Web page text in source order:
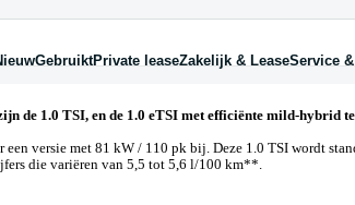
Gebruikt
Laadpalen
Occasiongarantie
Private lease
Over private lease
Zakelijk & LeaseService
1.0 TSI, en de 1.0 eTSI met efficiënte mild-hybrid
versie met 81 kW / 110 pk bij. Deze 1.0 TSI wordt
die variëren van 5,5 tot 5,6 l/100 km**.